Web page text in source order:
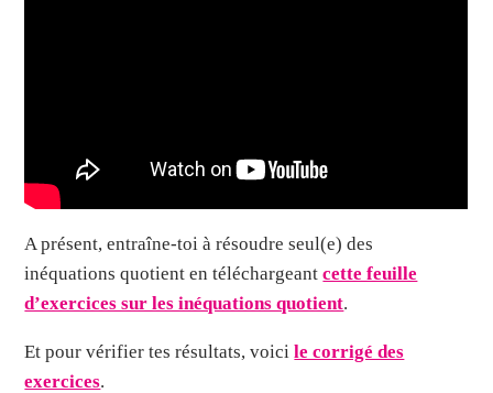
A présent, entraîne-toi à résoudre seul(e) des
inéquations quotient en téléchargeantcette feuille
d’exercices sur les inéquations quotient.
Et pour vérifier tes résultats, voicile corrigé des
exercices.